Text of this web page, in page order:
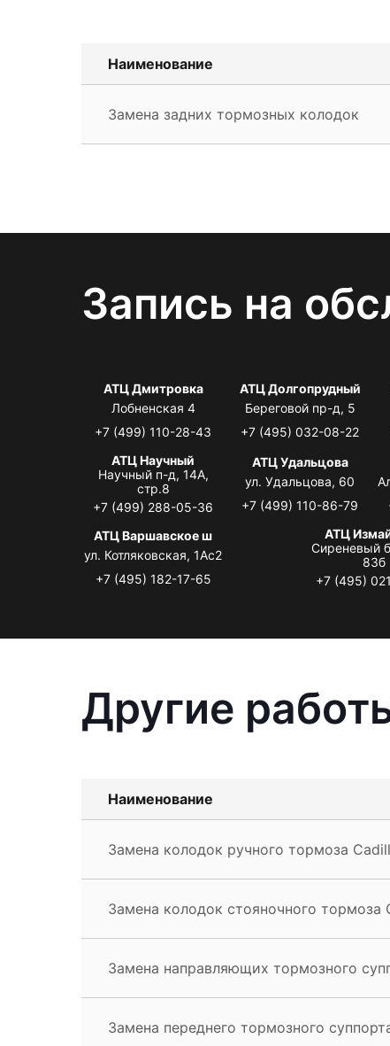
Наименование
Замена задних тормозных колодок
Запись на
АТЦ Дмитровка
Лобненская 4
+7 (499) 110-28-43
АТЦ Долгопрудный
Береговой пр-д, 5
+7 (495) 032-08-22
АТЦ Научный
Научный п-д, 14А,
стр.8
+7 (499) 288-05-36
АТЦ Удальцова
ул. Удальцова, 60
+7 (499) 110-86-79
АТЦ Варшавское ш
ул. Котляковская, 1Ас2
+7 (495) 182-17-65
АТЦ
Сиреневый
83б
+7 (495)
Другие
Наименование
Замена колодок ручного тормоза
Замена колодок стояночного тормоза
Замена направляющих тормозного
Замена переднего тормозного